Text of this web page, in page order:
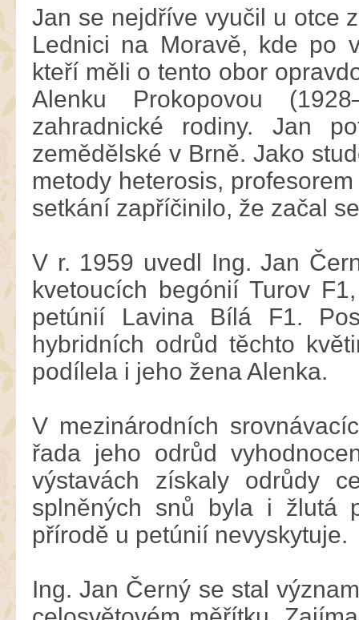
Jan se nejdříve vyučil u otce
Lednici na Moravě, kde po
kteří měli o tento obor
Alenku Prokopovou
zahradnické rodiny. Jan
zemědělské v Brně. Jako
metody heterosis,
setkání zapříčinilo, že začal
V r. 1959 uvedl Ing. Jan
kvetoucích begónií Turov
petúnií Lavina Bílá F1.
hybridních odrůd těchto
podílela i jeho žena Alenka.
V mezinárodních
řada jeho odrůd
výstavách získaly odrůdy
splněných snů byla i žlutá
přírodě u petúnií nevyskytuje.
Ing. Jan Černý se stal